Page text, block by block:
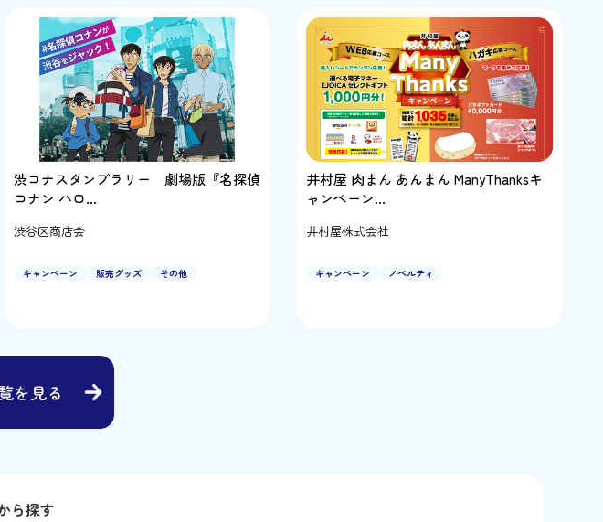
渋コナスタンプラリー 劇場版『名探偵
コナン ハロ…
渋谷区商店会
キャンペーン 販売グッズ その他
井村屋 肉まん あんまん ManyThanksキ
ャンペーン…
井村屋株式会社
キャンペーン ノベルティ
を見る
ら探す